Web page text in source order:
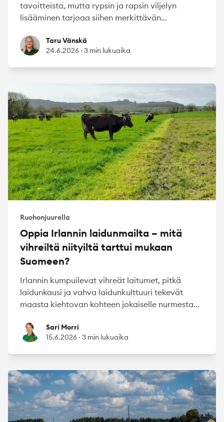
tavoitteista, mutta rypsin ja rapsin viljelyn
lisääminen tarjoaa siihen merkittävän...
Taru VänskäTaru Vänskä
24.6.2026 · 3 min lukuaika
Ruohonjuurella
Oppia Irlannin laidunmailta – mitä
vihreiltä niityiltä tarttui mukaan
Suomeen?
Irlannin kumpuilevat vihreät laitumet, pitkä
laidunkausi ja vahva laidunkulttuuri tekevät
maasta kiehtovan kohteen jokaiselle nurmesta...
Sari MorriSari Morri
15.6.2026 · 3 min lukuaika